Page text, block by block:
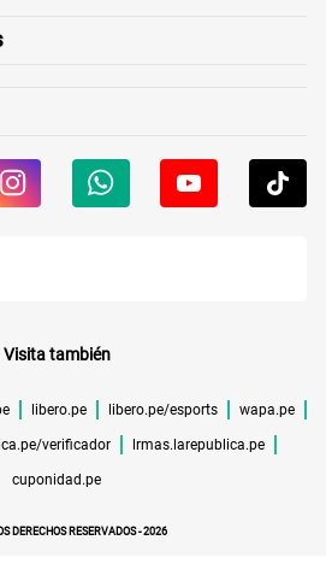
Visita también
libero.pe libero.pe/esports wapa.pe
verificador lrmas.larepublica.pe
cuponidad.pe
DERECHOS RESERVADOS -2026